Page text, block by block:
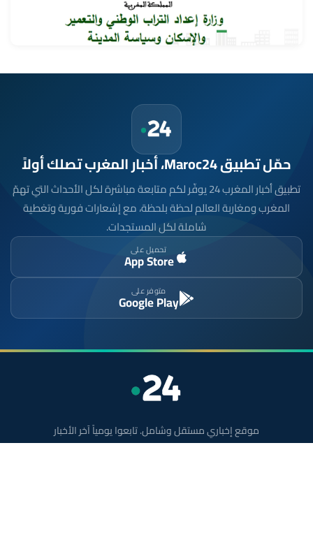
حمّل تطبيق Maroc24، أخبار المغرب تصلك أولاً
تطبيق أخبار المغرب 24 يوفّر لكم متابعة مباشرة لكل الأحداث التي تهمّ
المغرب ومغاربة العالم لحظة بلحظة، مع إشعارات فورية وتغطية
شاملة لكل المستجدات.
تحميل على
App Store
متوفر على
Google Play
موقع إخباري مستقل وشامل. تابعوا يومياً آخر الأخبار
السياسية والاقتصادية والرياضية والثقافية من المغرب.